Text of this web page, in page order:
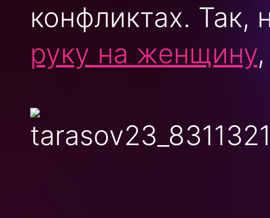
конфликтах.
руку на женщину